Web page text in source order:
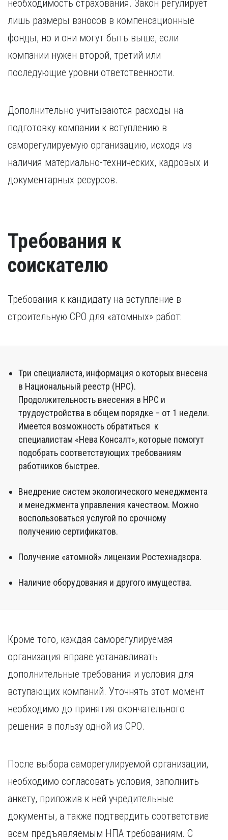
необходимость страхования. Закон регулирует
лишь размеры взносов в компенсационные
фонды, но и они могут быть выше, если
компании нужен второй, третий или
последующие уровни ответственности.
Дополнительно учитываются расходы на
подготовку компании к вступлению в
саморегулируемую организацию, исходя из
наличия материально-технических, кадровых и
документарных ресурсов.
Требования к
соискателю
Требования к кандидату на вступление в
строительную СРО для «атомных» работ:
Три специалиста, информация о которых внесена
в Национальный реестр (НРС).
Продолжительность внесения в НРС и
трудоустройства в общем порядке – от 1 недели.
Имеется возможность обратиться к
специалистам «Нева Консалт», которые помогут
подобрать соответствующих требованиям
работников быстрее.
Внедрение систем экологического менеджмента
и менеджмента управления качеством. Можно
воспользоваться услугой по срочному
получению сертификатов.
Получение «атомной» лицензии Ростехнадзора.
Наличие оборудования и другого имущества.
Кроме того, каждая саморегулируемая
организация вправе устанавливать
дополнительные требования и условия для
вступающих компаний. Уточнять этот момент
необходимо до принятия окончательного
решения в пользу одной из СРО.
После выбора саморегулируемой организации,
необходимо согласовать условия, заполнить
анкету, приложив к ней учредительные
документы, а также подтвердить соответствие
всем предъявляемым НПА требованиям. С